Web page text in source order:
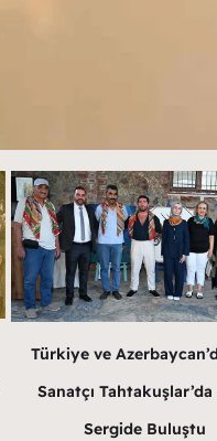
Türkiye ve
Sanatçı Tahtakuşlar’da
Sergide Buluştu